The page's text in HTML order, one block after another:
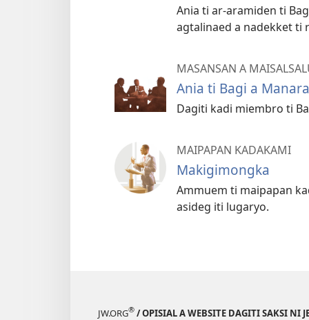
Ania ti ar-aramiden ti
agtalinaed a nadekket ti
MASANSAN A
Ania ti Bagi a
Dagiti kadi miembro ti
MAIPAPAN KADAKAMI
Makigimongka
Ammuem ti maipapan
asideg iti lugaryo.
JW.ORG® / OPISIAL A WEBSITE DAGITI SAKSI NI